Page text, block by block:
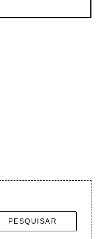
PESQUISAR